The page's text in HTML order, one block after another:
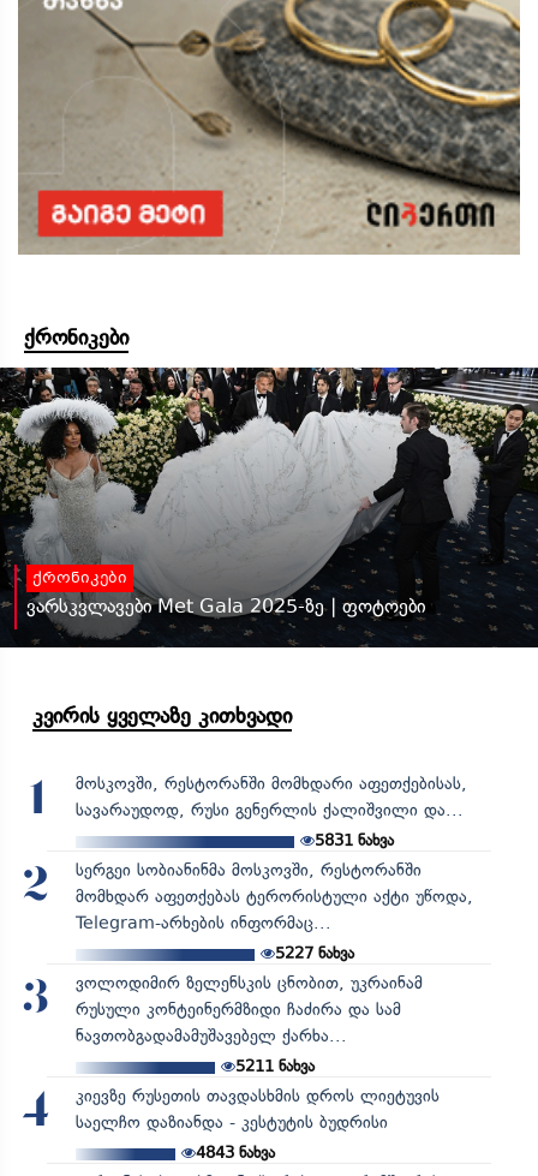
ქრონიკები
ქრონიკები
ვარსკვლავები Met Gala 2025-ზე | ფოტოები
კვირის ყველაზე კითხვადი
1
მოსკოვში, რესტორანში მომხდარი აფეთქებისას,
სავარაუდოდ, რუსი გენერლის ქალიშვილი და...
5831 ნახვა
2
სერგეი სობიანინმა მოსკოვში, რესტორანში
მომხდარ აფეთქებას ტერორისტული აქტი უწოდა,
Telegram-არხების ინფორმაც...
5227ნახვა
3
ვოლოდიმირ ზელენსკის ცნობით, უკრაინამ
რუსული კონტეინერმზიდი ჩაძირა და სამ
ნავთობგადამამუშავებელ ქარხა...
5211ნახვა
4
კიევზე რუსეთის თავდასხმის დროს ლიეტუვის
საელჩო დაზიანდა - კესტუტის ბუდრისი
4843ნახვა